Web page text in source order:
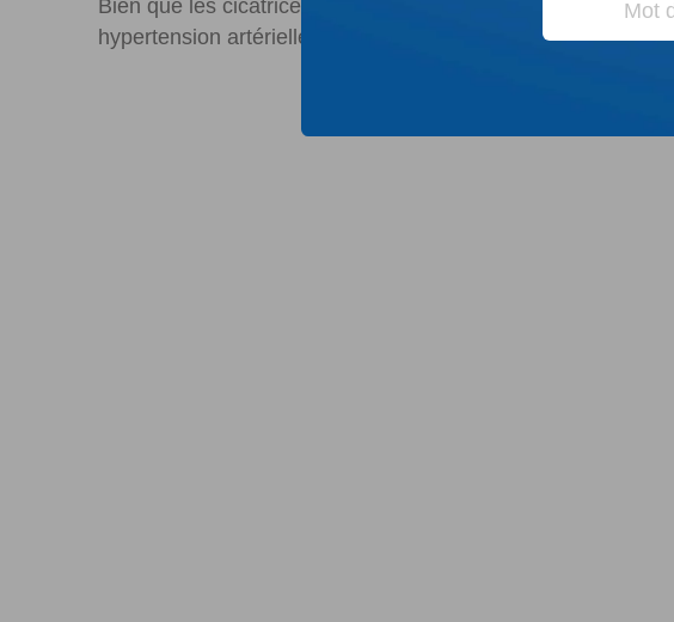
Bien que les cicatrices rénales puissent commencer tôt
hypertension artérielle précoce et une insuffisance rénale